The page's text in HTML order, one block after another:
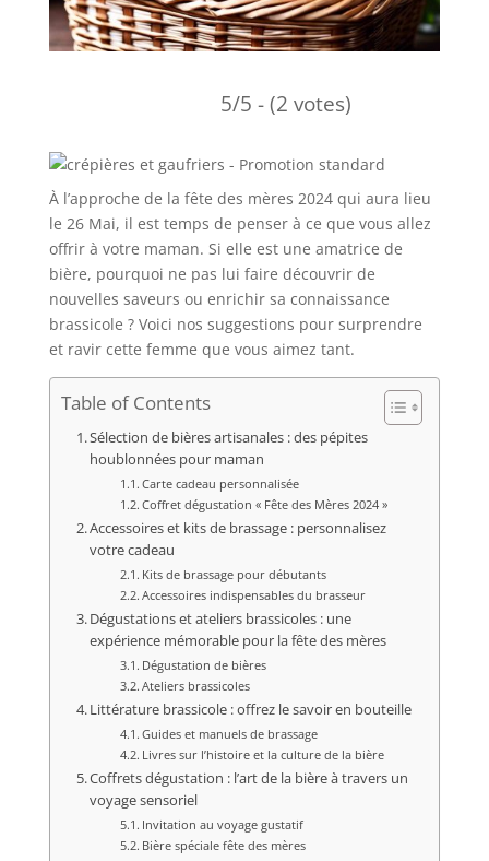
5/5 - (2 votes)
À l’approche de la fête des mères 2024 qui aura lieu
le 26 Mai, il est temps de penser à ce que vous allez
offrir à votre maman. Si elle est une amatrice de
bière, pourquoi ne pas lui faire découvrir de
nouvelles saveurs ou enrichir sa connaissance
brassicole ? Voici nos suggestions pour surprendre
et ravir cette femme que vous aimez tant.
Table of Contents
Sélection de bières artisanales : des pépites
houblonnées pour maman
Carte cadeau personnalisée
Coffret dégustation « Fête des Mères 2024 »
Accessoires et kits de brassage : personnalisez
votre cadeau
Kits de brassage pour débutants
Accessoires indispensables du brasseur
Dégustations et ateliers brassicoles : une
expérience mémorable pour la fête des mères
Dégustation de bières
Ateliers brassicoles
Littérature brassicole : offrez le savoir en bouteille
Guides et manuels de brassage
Livres sur l’histoire et la culture de la bière
Coffrets dégustation : l’art de la bière à travers un
voyage sensoriel
Invitation au voyage gustatif
Bière spéciale fête des mères